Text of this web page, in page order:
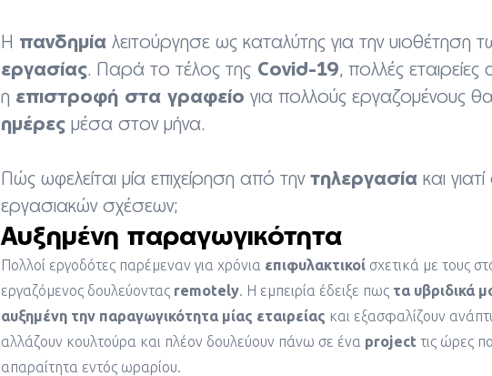
Η πανδημία λειτούργησε ως καταλύτης για την υιοθέτηση
εργασίας. Παρά το τέλος της Covid-19, πολλές
η επιστροφή στα γραφείο για πολλούς εργαζομένους θα
ημέρες μέσα στον μήνα.
Πώς ωφελείται μία επιχείρηση από την τηλεργασία και
εργασιακών σχέσεων;
Αυξημένη παραγωγικότητα
Πολλοί εργοδότες παρέμεναν για χρόνια επιφυλακτικοί σχετικά με τους
εργαζόμενος δουλεύοντας remotely. Η εμπειρία έδειξε πως τα υβριδικά
αυξημένη την παραγωγικότητα μίας εταιρείας και εξασφαλίζουν
αλλάζουν κουλτούρα και πλέον δουλεύουν πάνω σε ένα project τις ώρες
απαραίτητα εντός ωραρίου.